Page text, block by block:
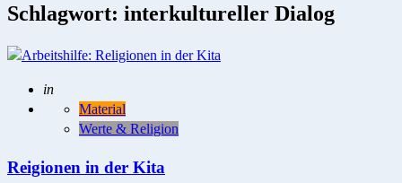
Schlagwort: interkultureller Dialog
Geschrieben
in
Material
Werte & Religion
Reigionen in der Kita